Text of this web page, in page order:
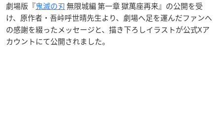
劇場版『鬼滅の刃無限城編 第一章 獄萬座再来』の公開を受
け、原作者・吾峠呼世晴先生より、劇場へ足を運んだファンへ
の感謝を綴ったメッセージと、描き下ろしイラストが公式Xア
カウントにて公開されました。